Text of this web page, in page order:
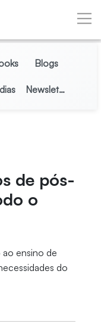
Blogs
Newsletter
de pós-
o
ao ensino de
do